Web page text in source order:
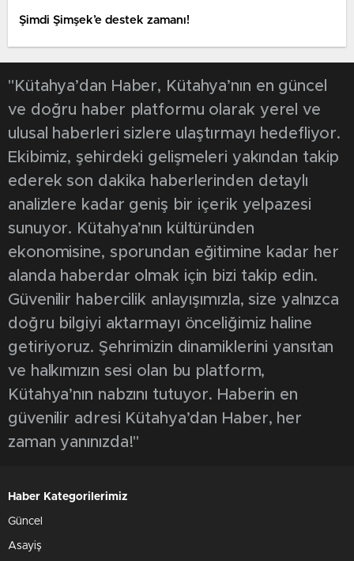
Şimdi Şimşek’e destek zamanı!
"Kütahya’dan Haber, Kütahya’nın en güncel
ve doğru haber platformu olarak yerel ve
ulusal haberleri sizlere ulaştırmayı hedefliyor.
Ekibimiz, şehirdeki gelişmeleri yakından takip
ederek son dakika haberlerinden detaylı
analizlere kadar geniş bir içerik yelpazesi
sunuyor. Kütahya’nın kültüründen
ekonomisine, sporundan eğitimine kadar her
alanda haberdar olmak için bizi takip edin.
Güvenilir habercilik anlayışımızla, size yalnızca
doğru bilgiyi aktarmayı önceliğimiz haline
getiriyoruz. Şehrimizin dinamiklerini yansıtan
ve halkımızın sesi olan bu platform,
Kütahya’nın nabzını tutuyor. Haberin en
güvenilir adresi Kütahya’dan Haber, her
zaman yanınızda!"
Haber Kategorilerimiz
Güncel
Asayiş